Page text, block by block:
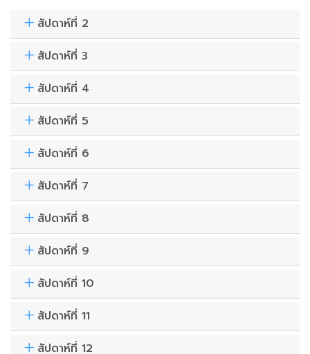
สัปดาห์ที่ 2
สัปดาห์ที่ 3
สัปดาห์ที่ 4
สัปดาห์ที่ 5
สัปดาห์ที่ 6
สัปดาห์ที่ 7
สัปดาห์ที่ 8
สัปดาห์ที่ 9
สัปดาห์ที่ 10
สัปดาห์ที่ 11
สัปดาห์ที่ 12